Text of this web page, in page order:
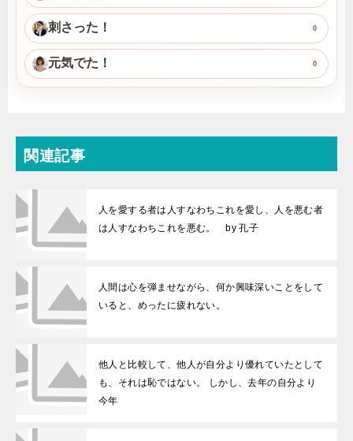
刺さった！ 0
元気でた！ 0
関連記事
人を愛する者は人すなわちこれを愛し、人を悪む者
は人すなわちこれを悪む。 by 孔子
人間は心を弾ませながら、何か興味深いことをして
いると、めったに疲れない。
他人と比較して、他人が自分より優れていたとして
も、それは恥ではない。 しかし、去年の自分より
今年